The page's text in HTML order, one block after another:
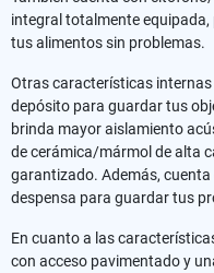
integral totalmente
tus alimentos sin problemas.
Otras características internas
depósito para guardar tus
brinda mayor aislamiento
de cerámica/mármol de alta
garantizado. Además,
despensa para guardar tus
En cuanto a las
con acceso pavimentado y